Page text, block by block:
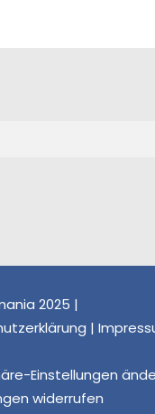
2025 |
|
Einstellungen
widerrufen